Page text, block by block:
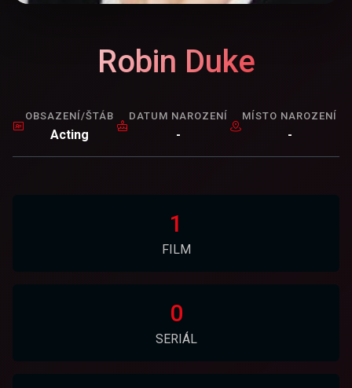
Robin Duke
OBSAZENÍ/ŠTÁB
Acting
DATUM NAROZENÍ
-
MÍSTO NAROZENÍ
-
1
FILM
0
SERIÁL